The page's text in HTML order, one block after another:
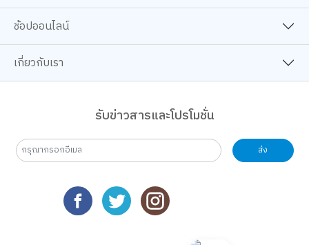
B2S CLUB
ช้อปออนไลน์
เกี่ยวกับเรา
รับข่าวสารและโปรโมชั่น
เว็บไซต์นี้ใช้คุกกี้
ตรงกับความสนใจ รวมถึงเพื่อวิเคราะห์การเข้าใช้งานเว็บไซต์และทำความเข้าใจ